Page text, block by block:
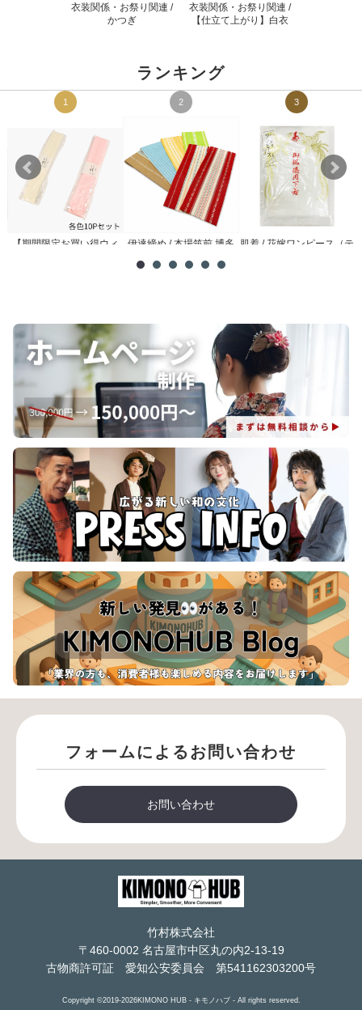
衣装関係・お祭り関連 /
かつぎ
衣装関係・お祭り関連 /
【仕立て上がり】白衣
ランキング
1
【期間限定お買い得ウィ
2
伊達締め / 本場筑前 博多
3
肌着 / 花嫁ワンピース（テ
フォームによるお問い合わせ
お問い合わせ
竹村株式会社
〒460-0002 名古屋市中区丸の内2-13-19
古物商許可証 愛知公安委員会 第541162303200号
Copyright ©2019-2026KIMONO HUB - キモノハブ - All rights reserved.